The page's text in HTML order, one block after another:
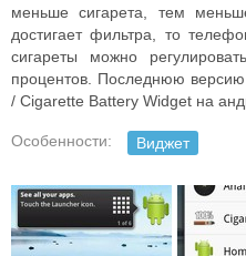
меньше сигарета, тем
достигает фильтра, то
сигареты можно
процентов. Последнюю
/ Cigarette Battery Widget на
Особенности: Виджет